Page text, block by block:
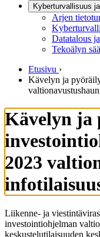
Kyberturvallisuus
Arjen
Datatalous
Tekoälyn
Etusivu ›
Kävelyn ja
Kävelyn ja
2023
Liikenne- ja
investointiohjelman
keskustelutilaisuuden